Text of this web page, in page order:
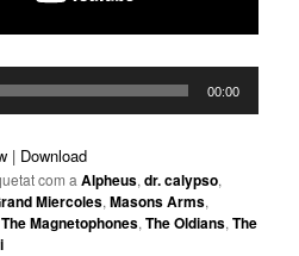
00:00
| Download
com a Alpheus,dr. calypso,
Miercoles,Masons Arms,
The Magnetophones,The Oldians,The